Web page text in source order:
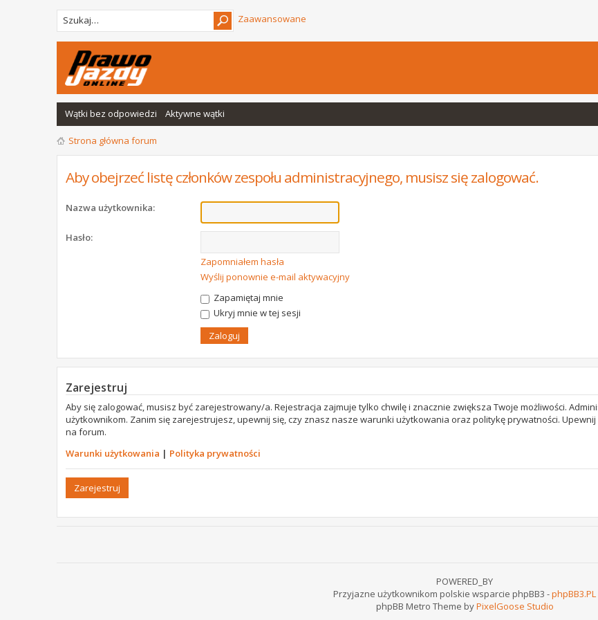
Zaawansowane
Wątki bez odpowiedzi Aktywne wątki
Strona główna forum
Aby obejrzeć listę członków zespołu administracyjnego, musisz się zalogować.
Nazwa użytkownika:
Hasło:
Zapomniałem hasła
Wyślij ponownie e-mail aktywacyjny
Zapamiętaj mnie
Ukryj mnie w tej sesji
Zarejestruj
Aby się zalogować, musisz być zarejestrowany/a. Rejestracja zajmuje tylko chwilę i znacznie zwiększa Twoje możliwości.
użytkownikom. Zanim się zarejestrujesz, upewnij się, czy znasz nasze warunki użytkowania oraz politykę prywatności.
na forum.
Warunki użytkowania | Polityka prywatności
Zarejestruj
POWERED_BY
Przyjazne użytkownikom polskie wsparcie phpBB3 -phpBB3.PL
phpBB Metro Theme byPixelGoose Studio